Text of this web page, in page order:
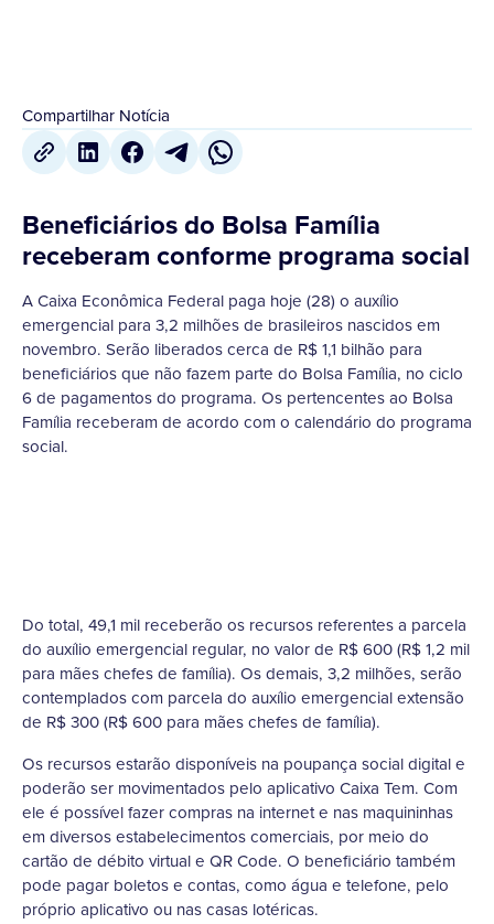
Compartilhar Notícia
Beneficiários do Bolsa Família
receberam conforme programa social
A Caixa Econômica Federal paga hoje (28) o auxílio
emergencial para 3,2 milhões de brasileiros nascidos em
novembro. Serão liberados cerca de R$ 1,1 bilhão para
beneficiários que não fazem parte do Bolsa Família, no ciclo
6 de pagamentos do programa. Os pertencentes ao Bolsa
Família receberam de acordo com o calendário do programa
social.
Do total, 49,1 mil receberão os recursos referentes a parcela
do auxílio emergencial regular, no valor de R$ 600 (R$ 1,2 mil
para mães chefes de família). Os demais, 3,2 milhões, serão
contemplados com parcela do auxílio emergencial extensão
de R$ 300 (R$ 600 para mães chefes de família).
Os recursos estarão disponíveis na poupança social digital e
poderão ser movimentados pelo aplicativo Caixa Tem. Com
ele é possível fazer compras na internet e nas maquininhas
em diversos estabelecimentos comerciais, por meio do
cartão de débito virtual e QR Code. O beneficiário também
pode pagar boletos e contas, como água e telefone, pelo
próprio aplicativo ou nas casas lotéricas.